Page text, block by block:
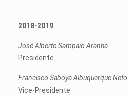
2018-2019
José Alberto Sampaio Aranha
Presidente
Francisco Saboya Albuquerque Neto
Vice-Presidente